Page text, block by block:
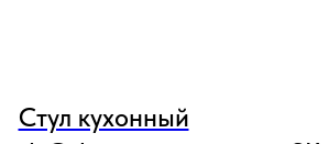
Стул кухонный